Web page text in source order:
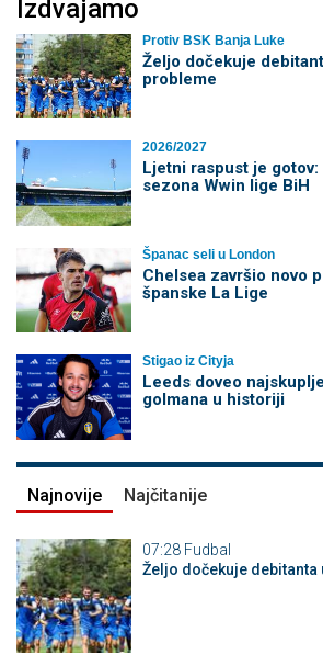
Izdvajamo
Protiv BSK Banja Luke
Željo dočekuje
probleme
2026/2027
Ljetni raspust je
sezona Wwin lige BiH
Španac seli u London
Chelsea završio novo
španske La Lige
Stigao iz Cityja
Leeds doveo
golmana u historiji
Najnovije Najčitanije
07:28 Fudbal
Željo dočekuje